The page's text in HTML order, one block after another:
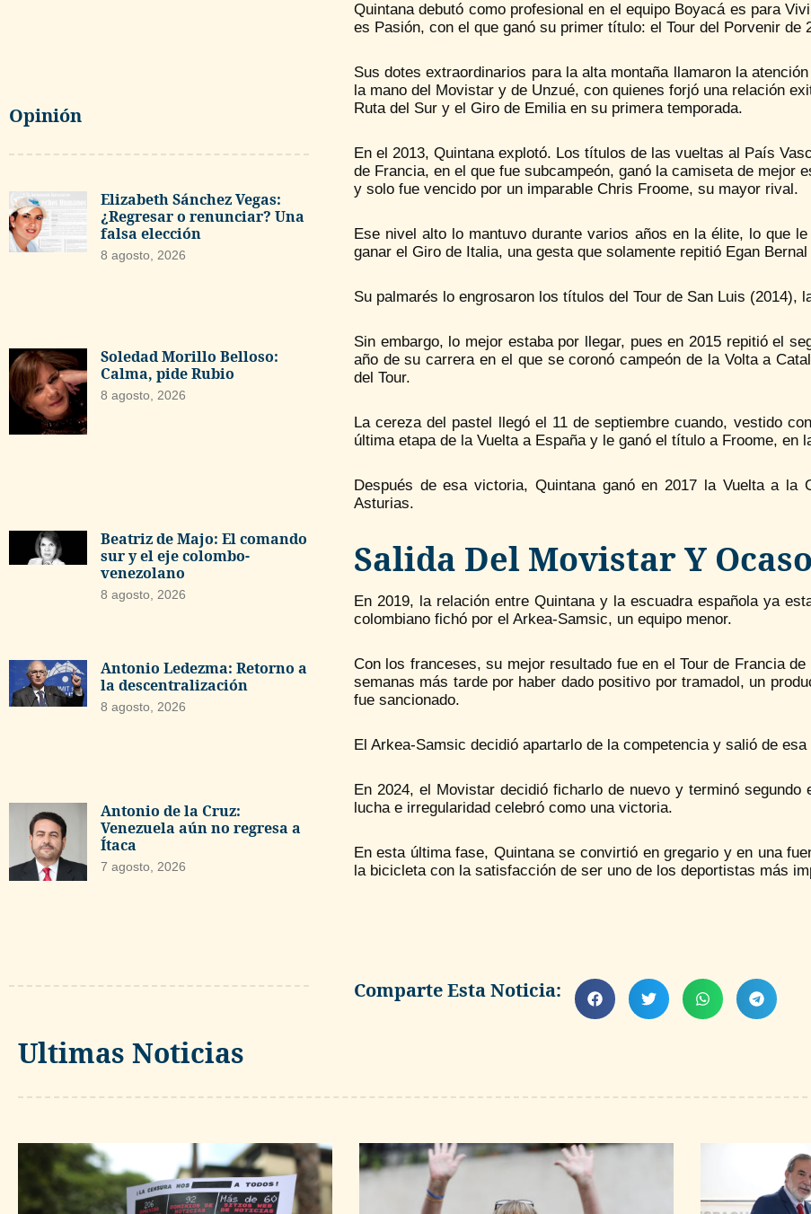
Opinión
Elizabeth Sánchez Vegas:
¿Regresar o renunciar? Una
falsa elección
8 agosto, 2026
Soledad Morillo Belloso:
Calma, pide Rubio
8 agosto, 2026
Beatriz de Majo: El comando
sur y el eje colombo-
venezolano
8 agosto, 2026
Antonio Ledezma: Retorno a
la descentralización
8 agosto, 2026
Antonio de la Cruz:
Venezuela aún no regresa a
Ítaca
7 agosto, 2026
Quintana debutó como profesional en el equipo Boyacá es para
es Pasión, con el que ganó su primer título: el Tour del Porvenir de
Sus dotes extraordinarios para la alta montaña llamaron la
la mano del Movistar y de Unzué, con quienes forjó una relación
Ruta del Sur y el Giro de Emilia en su primera temporada.
En el 2013, Quintana explotó. Los títulos de las vueltas al País
de Francia, en el que fue subcampeón, ganó la camiseta de mejor
y solo fue vencido por un imparable Chris Froome, su mayor rival.
Ese nivel alto lo mantuvo durante varios años en la élite, lo que
ganar el Giro de Italia, una gesta que solamente repitió Egan Bernal
Su palmarés lo engrosaron los títulos del Tour de San Luis (2014),
Sin embargo, lo mejor estaba por llegar, pues en 2015 repitió el
año de su carrera en el que se coronó campeón de la Volta a
del Tour.
La cereza del pastel llegó el 11 de septiembre cuando, vestido
última etapa de la Vuelta a España y le ganó el título a Froome, en
Después de esa victoria, Quintana ganó en 2017 la Vuelta a la
Asturias.
Salida Del Movistar Y Ocaso
En 2019, la relación entre Quintana y la escuadra española ya
colombiano fichó por el Arkea-Samsic, un equipo menor.
Con los franceses, su mejor resultado fue en el Tour de Francia
semanas más tarde por haber dado positivo por tramadol, un
fue sancionado.
El Arkea-Samsic decidió apartarlo de la competencia y salió de
En 2024, el Movistar decidió ficharlo de nuevo y terminó
lucha e irregularidad celebró como una victoria.
En esta última fase, Quintana se convirtió en gregario y en una
la bicicleta con la satisfacción de ser uno de los deportistas más
Comparte Esta Noticia:
Ultimas Noticias